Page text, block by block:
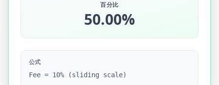
百分比
50.00%
公式
Fee = 10% (sliding scale)